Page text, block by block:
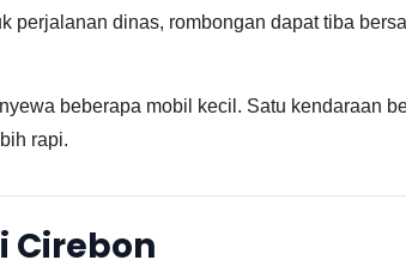
dinas, rombongan dapat tiba
beberapa mobil kecil. Satu kendaraan
rapi.
Cirebon